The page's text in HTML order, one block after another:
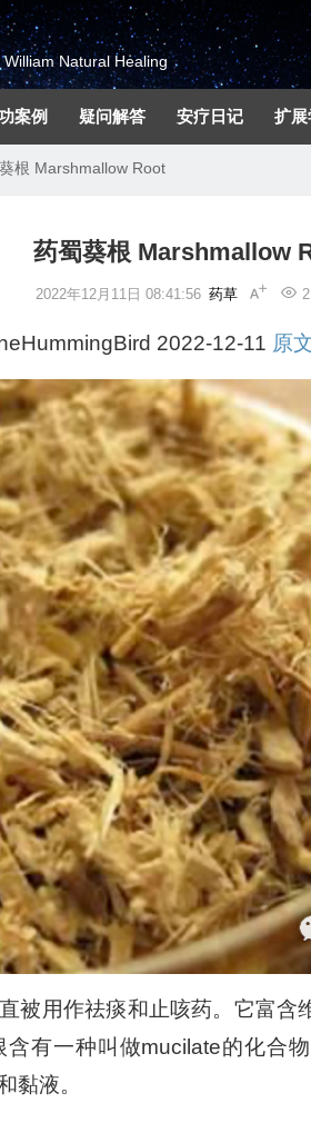
Natural Healing
案例 疑问解答 安疗日记 扩展
根 Marshmallow Root
药蜀葵根 Marshmallow
2022年12月11日 08:41:56 药草
2022-12-11 原
被用作祛痰和止咳药。它富含
有一种叫做mucilate的化合
黏液。